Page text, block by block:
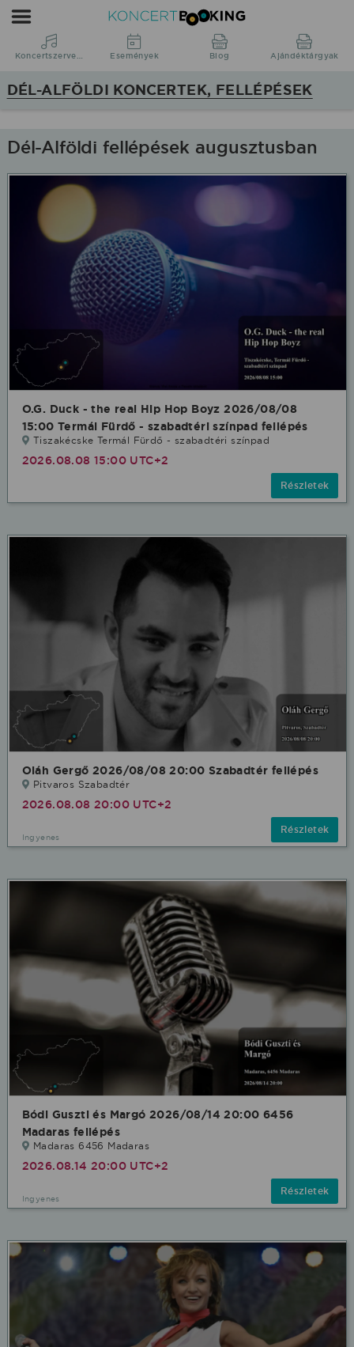
Koncertbooking
Koncertszervezés
Koncertek
Alföld
Koncertszervezés Események Blog Ajándéktárgyak
DÉL-ALFÖLDI KONCERTEK, FELLÉPÉSEK
Dél-Alföldi fellépések augusztusban
O.G. Duck - the real Hip Hop Boyz 2026/08/08
15:00 Termál Fürdő - szabadtéri színpad fellépés
Tiszakécske Termál Fürdő - szabadtéri színpad
2026.08.08 15:00 UTC+2
Részletek
Oláh Gergő 2026/08/08 20:00 Szabadtér fellépés
Pitvaros Szabadtér
2026.08.08 20:00 UTC+2
Ingyenes
Részletek
Bódi Guszti és Margó 2026/08/14 20:00 6456
Madaras fellépés
Madaras 6456 Madaras
2026.08.14 20:00 UTC+2
Ingyenes
Részletek